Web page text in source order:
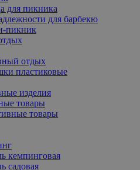
для пикника
для барбекю
пикник
отдых
пластиковые
изделия
товары
товары
кемпинговая
садовая